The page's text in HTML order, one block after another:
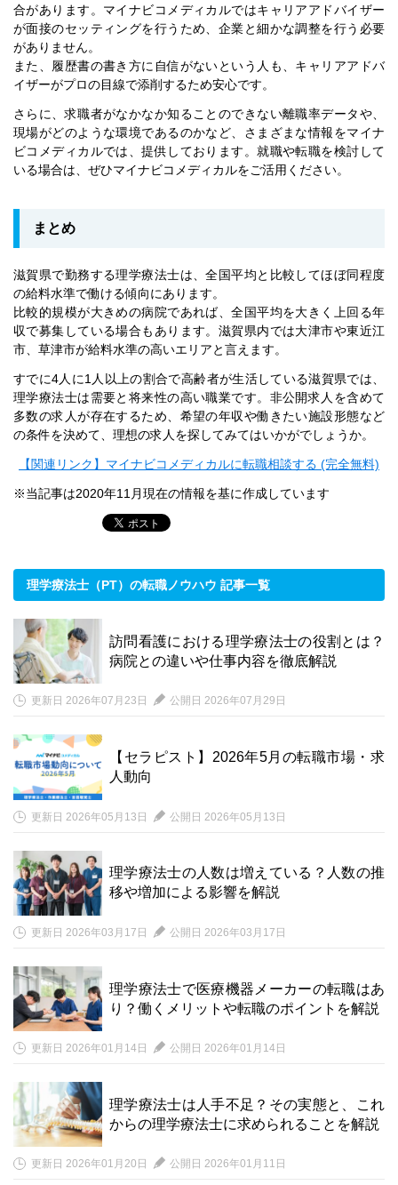
合があります。マイナビコメディカルではキャリアアドバイザー
が面接のセッティングを行うため、企業と細かな調整を行う必要
がありません。
また、履歴書の書き方に自信がないという人も、キャリアアドバ
イザーがプロの目線で添削するため安心です。
さらに、求職者がなかなか知ることのできない離職率データや、
現場がどのような環境であるのかなど、さまざまな情報をマイナ
ビコメディカルでは、提供しております。就職や転職を検討して
いる場合は、ぜひマイナビコメディカルをご活用ください。
まとめ
滋賀県で勤務する理学療法士は、全国平均と比較してほぼ同程度
の給料水準で働ける傾向にあります。
比較的規模が大きめの病院であれば、全国平均を大きく上回る年
収で募集している場合もあります。滋賀県内では大津市や東近江
市、草津市が給料水準の高いエリアと言えます。
すでに4人に1人以上の割合で高齢者が生活している滋賀県では、
理学療法士は需要と将来性の高い職業です。非公開求人を含めて
多数の求人が存在するため、希望の年収や働きたい施設形態など
の条件を決めて、理想の求人を探してみてはいかがでしょうか。
【関連リンク】マイナビコメディカルに転職相談する (完全無料)
※当記事は2020年11月現在の情報を基に作成しています
理学療法士（PT）の転職ノウハウ 記事一覧
訪問看護における理学療法士の役割とは？
病院との違いや仕事内容を徹底解説
更新日 2026年07月23日 公開日 2026年07月29日
【セラピスト】2026年5月の転職市場・求
人動向
更新日 2026年05月13日 公開日 2026年05月13日
理学療法士の人数は増えている？人数の推
移や増加による影響を解説
更新日 2026年03月17日 公開日 2026年03月17日
理学療法士で医療機器メーカーの転職はあ
り？働くメリットや転職のポイントを解説
更新日 2026年01月14日 公開日 2026年01月14日
理学療法士は人手不足？その実態と、これ
からの理学療法士に求められることを解説
更新日 2026年01月20日 公開日 2026年01月11日